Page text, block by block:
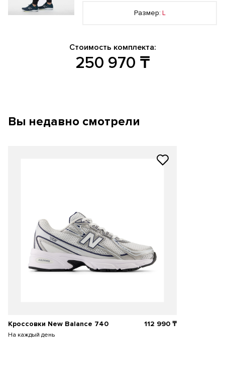
Размер: L
Стоимость комплекта:
250 970 ₸
Вы недавно смотрели
Кроссовки New Balance 740
На каждый день
112 990₸